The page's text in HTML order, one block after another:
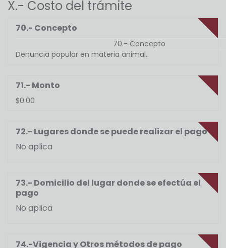
X.- Costo del trámite
70.- Concepto
70.- Concepto
Denuncia popular en materia animal.
71.- Monto
$0.00
72.- Lugares donde se puede realizar el pago
No aplica
73.- Domicilio del lugar donde se efectúa el
pago
No aplica
74.-Vigencia y Otros métodos de pago